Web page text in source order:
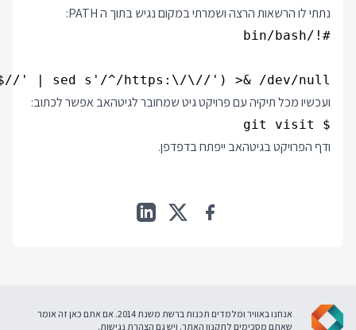
נתתי לו הרשאות הרצה ושמרתי במקום נגיש בתוך ה PATH:
' | sed s'/^/https:\/\//') >& /dev/null &
ועכשיו מכל תיקיה עם פרויקט גיט שמחובר לגיטהאב אפשר לכתוב:
$ git visit
ודף הפרויקט בגיטהאב ייפתח בדפדפן.
אנחנו באוויר ומלמדים תכנות ברשת משנת 2014. אם אתם כאן זה אומר
שאתם מסכימים לתקנון האתר. ויש גם הצהרת נגישות.